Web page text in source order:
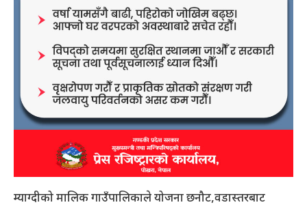
म्याग्दीको मालिक गाउँपालिकाले योजना छनौट,वडास्तरबाट